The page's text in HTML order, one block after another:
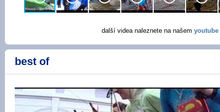
další videa naleznete na našem youtube
best of